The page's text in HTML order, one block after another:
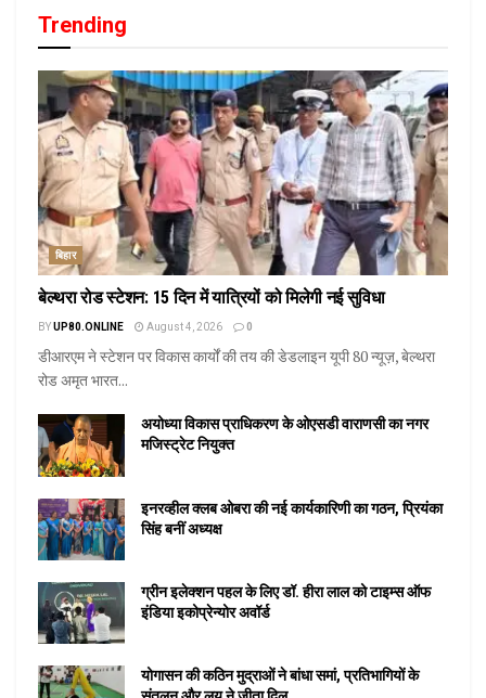
Trending
बिहार
बेल्थरा रोड स्टेशन: 15 दिन में यात्रियों को मिलेगी नई सुविधा
BYUP80.ONLINE August 4, 2026 0
डीआरएम ने स्टेशन पर विकास कार्यों की तय की डेडलाइन यूपी 80 न्यूज़, बेल्थरा
रोड अमृत भारत...
अयोध्या विकास प्राधिकरण के ओएसडी वाराणसी का नगर
मजिस्ट्रेट नियुक्त
इनरव्हील क्लब ओबरा की नई कार्यकारिणी का गठन, प्रियंका
सिंह बनीं अध्यक्ष
ग्रीन इलेक्शन पहल के लिए डॉ. हीरा लाल को टाइम्स ऑफ
इंडिया इकोप्रेन्योर अवॉर्ड
योगासन की कठिन मुद्राओं ने बांधा समां, प्रतिभागियों के